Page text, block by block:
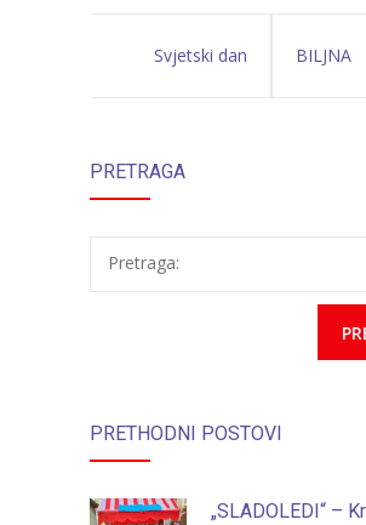
Svjetski dan BILJNA
PRETRAGA
Pretraga:
PRETHODNI POSTOVI
„SLADOLEDI“ –